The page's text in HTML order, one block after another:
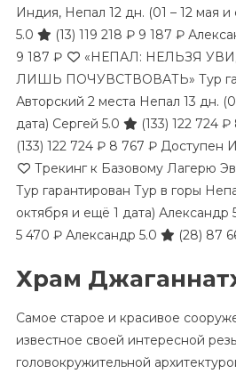
Индия, Непал 12 дн. (01 – 12 мая
5.0
(13) 119 218 ₽ 9 187 ₽
9 187 ₽
«НЕПАЛ: НЕЛЬЗЯ
ЛИШЬ ПОЧУВСТВОВАТЬ» Тур
Авторский 2 места Непал 13 дн.
дата) Сергей 5.0 (133) 122 724 ₽
(133) 122 724 ₽ 8 767 ₽ Доступен
Трекинг к Базовому Лагерю
Тур гарантирован Тур в горы
октября и ещё 1 дата) Александр
5 470 ₽ Александр 5.0 (28) 87
Храм
Самое старое и красивое
известное своей интересной
головокружительной